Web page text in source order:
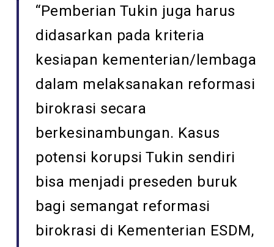
“Pemberian Tukin juga harus
didasarkan pada kriteria
kesiapan kementerian/lembaga
dalam melaksanakan reformasi
birokrasi secara
berkesinambungan. Kasus
potensi korupsi Tukin sendiri
bisa menjadi preseden buruk
bagi semangat reformasi
birokrasi di Kementerian ESDM,